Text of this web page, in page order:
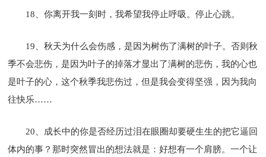
18、你离开我一刻时，我希望我停止呼吸。停止心跳。
19、秋天为什么会伤感，是因为树伤了满树的叶子。否则秋
季不会悲伤，是因为叶子的掉落才显出了满树的悲伤，我的心也
是叶子的心，这个秋季我悲伤过，但是我会变得坚强，因为我向
往快乐……
20、成长中的你是否经历过泪在眼圈却要硬生生的把它逼回
体内的事？那时突然冒出的想法就是：好想有一个肩膀。一个让